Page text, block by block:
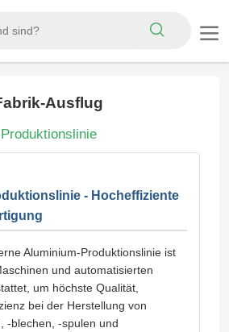
Ausflug
Produktionslinie
- Hocheffiziente
Aluminium-Produktionslinie ist
und automatisierten
um höchste Qualität,
bei der Herstellung von
-blechen, -spulen und